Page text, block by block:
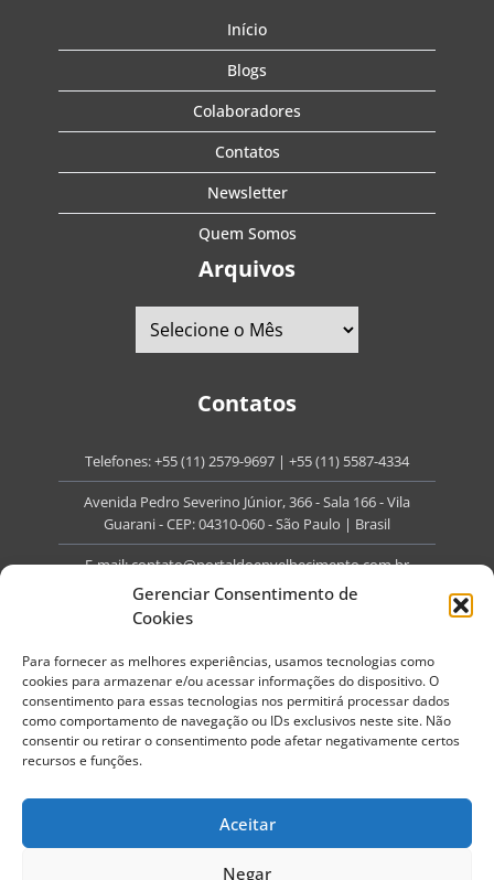
Gerenciar Consentimento de
Cookies
Para fornecer as melhores experiências, usamos tecnologias como
cookies para armazenar e/ou acessar informações do dispositivo. O
consentimento para essas tecnologias nos permitirá processar dados
como comportamento de navegação ou IDs exclusivos neste site. Não
consentir ou retirar o consentimento pode afetar negativamente certos
recursos e funções.
Aceitar
Negar
Início
Blogs
Colaboradores
Contatos
Newsletter
Quem Somos
Arquivos
Contatos
Telefones:+55 (11) 2579-9697 | +55 (11) 5587-4334
Avenida Pedro Severino Júnior, 366 - Sala 166 - Vila
Guarani - CEP: 04310-060 - São Paulo | Brasil
E-mail:contato@portaldoenvelhecimento.com.br
Website:portaldoenvelhecimento.com.br
Todos os direitos reservados.